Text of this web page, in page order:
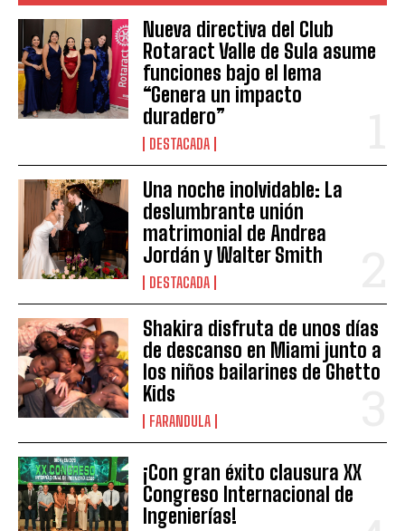
Nueva directiva del Club
Rotaract Valle de Sula asume
funciones bajo el lema
“Genera un impacto
duradero”
DESTACADA
Una noche inolvidable: La
deslumbrante unión
matrimonial de Andrea
Jordán y Walter Smith
DESTACADA
Shakira disfruta de unos días
de descanso en Miami junto a
los niños bailarines de Ghetto
Kids
FARANDULA
¡Con gran éxito clausura XX
Congreso Internacional de
Ingenierías!